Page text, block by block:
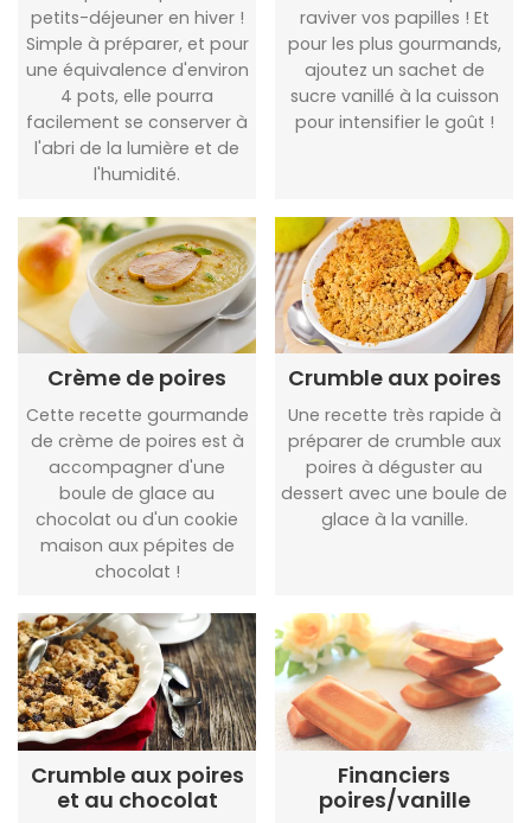
petits-déjeuner en hiver !
Simple à préparer, et pour
une équivalence d'environ
4 pots, elle pourra
facilement se conserver à
l'abri de la lumière et de
l'humidité.
raviver vos papilles ! Et
pour les plus gourmands,
ajoutez un sachet de
sucre vanillé à la cuisson
pour intensifier le goût !
Crème de poires
Cette recette gourmande
de crème de poires est à
accompagner d'une
boule de glace au
chocolat ou d'un cookie
maison aux pépites de
chocolat !
Crumble aux poires
Une recette très rapide à
préparer de crumble aux
poires à déguster au
dessert avec une boule de
glace à la vanille.
Crumble aux poires
et au chocolat
Financiers
poires/vanille